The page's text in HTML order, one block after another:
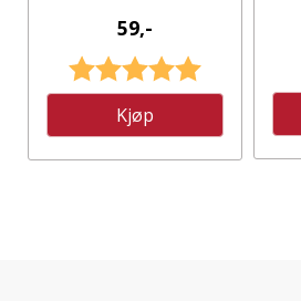
59,-
Karakter:
Kjøp